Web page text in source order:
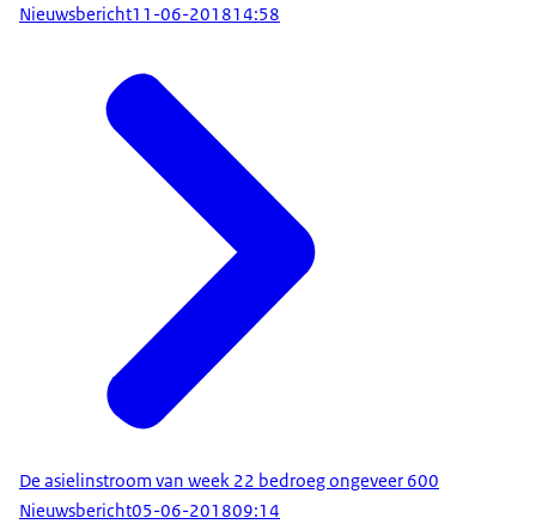
Nieuwsbericht11-06-201814:58
De asielinstroom van week 22 bedroeg ongeveer 600
Nieuwsbericht05-06-201809:14